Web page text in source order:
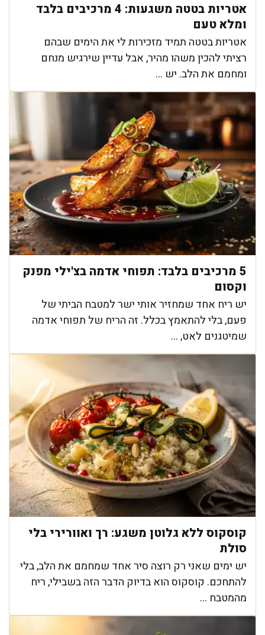
אטריות בטטה משגעות: 4 מרכיבים בלבד
ומלא טעם
אטריות בטטה תמיד מזכירות לי את הימים שבהם
רציתי להכין משהו מהיר, אבל עדיין שירגיש מנחם
ומחמם את הלב. יש ...
5 מרכיבים בלבד: תפוחי אדמה בצ'ילי מפנק
וקסום
יש ריח אחד שמחזיר אותי ישר למטבח הביתי של
פעם, בלי להתאמץ בכלל. זה הריח של תפוחי אדמה
שמיטגנים לאט, ...
קוסקוס ללא גלוטן משגע: רך ואוורירי בלי
סולת
יש ימים שאני רק רוצה סיר אחד שמחמם את הלב, בלי
להתחכם. קוסקוס הוא בדיוק הדבר הזה בשבילי, ריח
מהמטבח ...